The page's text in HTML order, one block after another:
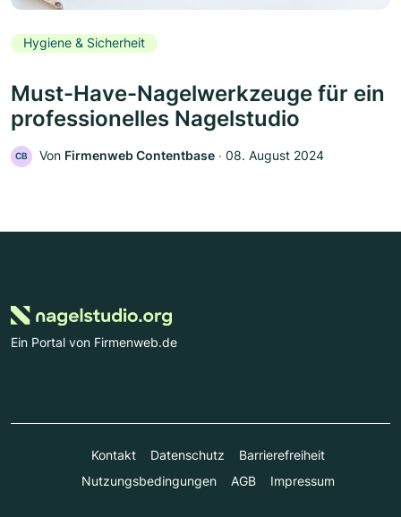
Hygiene & Sicherheit
Must-Have-Nagelwerkzeuge für ein
professionelles Nagelstudio
CB Von Firmenweb Contentbase ‧ 08. August 2024
Ein Portal von Firmenweb.de
Kontakt Datenschutz
Barrierefreiheit
Nutzungsbedingungen
AGB Impressum